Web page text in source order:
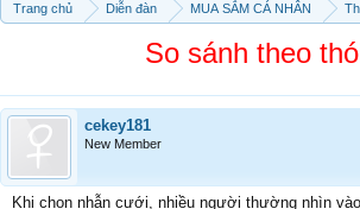
Trang chủ Diễn đàn MUA SẮM CÁ NHÂN
So sánh theo
cekey181
New Member
Khi chọn nhẫn cưới, nhiều người thường nhìn